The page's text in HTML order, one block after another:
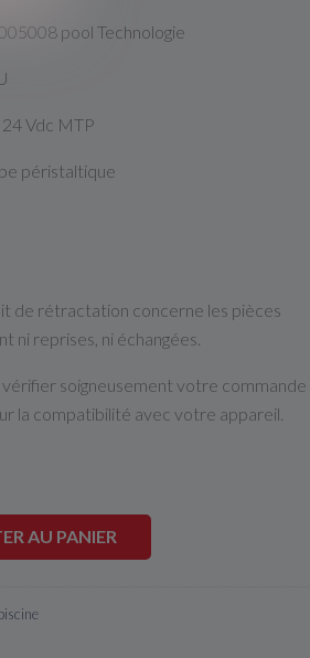
pool Technologie
Vdc MTP
péristaltique
de rétractation concerne les pièces
ni reprises, ni échangées.
soigneusement votre commande
la compatibilité avec votre appareil.
AU PANIER